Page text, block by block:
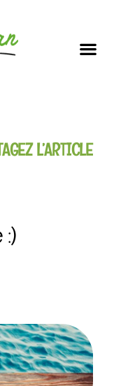
L’ARTICLE
:)